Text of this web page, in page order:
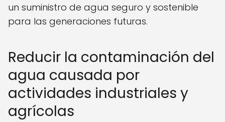
un suministro de agua seguro y sostenible
para las generaciones futuras.
Reducir la contaminación del
agua causada por
actividades industriales y
agrícolas